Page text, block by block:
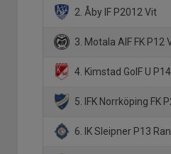
2. Åby IF P2012 Vit
3. Motala AIF FK P12
4. Kimstad GoIF U
5. IFK Norrköping FK
6. IK Sleipner P13